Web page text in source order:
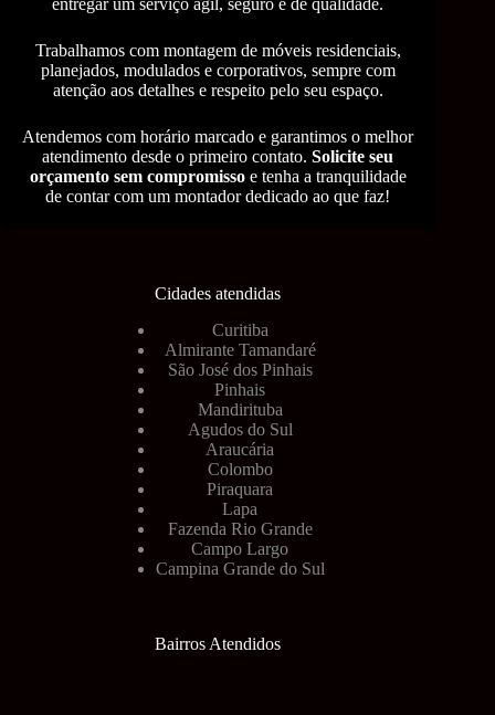
entregar um serviço ágil, seguro e de qualidade.
Trabalhamos com montagem de móveis residenciais,
planejados, modulados e corporativos, sempre com
atenção aos detalhes e respeito pelo seu espaço.
Atendemos com horário marcado e garantimos o melhor
atendimento desde o primeiro contato.Solicite seu
orçamento sem compromissoe tenha a tranquilidade
de contar com um montador dedicado ao que faz!
Cidades atendidas
Curitiba
Almirante Tamandaré
São José dos Pinhais
Pinhais
Mandirituba
Agudos do Sul
Araucária
Colombo
Piraquara
Lapa
Fazenda Rio Grande
Campo Largo
Campina Grande do Sul
Bairros Atendidos